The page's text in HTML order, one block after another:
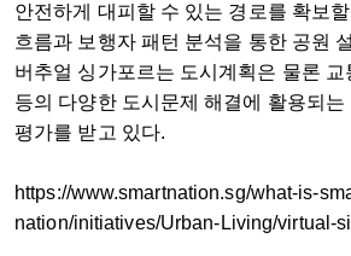
안전하게 대피할 수 있는 경로를 확보
흐름과 보행자 패턴 분석을 통한 공원
버추얼 싱가포르는 도시계획은 물론 교
등의 다양한 도시문제 해결에 활용되는
평가를 받고 있다.
https://www.smartnation.sg/what-is-
nation/initiatives/Urban-Living/virtual-